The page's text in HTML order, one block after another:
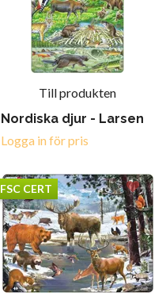
Till produkten
Nordiska djur - Larsen
Logga in för pris
FSC CERT